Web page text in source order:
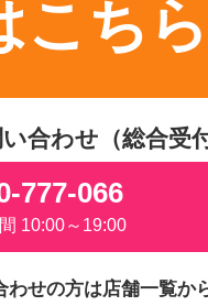
こちら
合わせ（総合受付
777-066
10:00～19:00
わせの方は店舗一覧か